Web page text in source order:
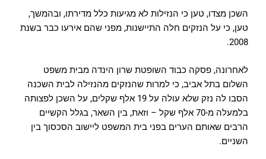
השכן מצדו, טען כי הנזילות לא מגיעות כלל מדירתו, ובהמשך,
טען, כי על הנזקים חלה התיישנות, מפני שהם אירעו כבר בשנת
2008.
לאחרונה, פסקה כבוד השופטת שרון הינדה מבית משפט
השלום בתל אביב, כי למרות שהנזקים מהנזילה לבית השכנה
הסבו לה נזק שלא עולה על 19 אלף שקלים, על השכן לפצותה
בלמעלה מ-70 אלף שקל – וזאת, בין השאר, בגלל הקשיים
הרבים שאותם הערים בפני בית המשפט ליישוב הסכסוך בין
השניים.